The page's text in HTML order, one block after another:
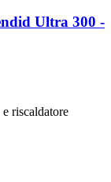
Ultra 300 -​
riscaldatore